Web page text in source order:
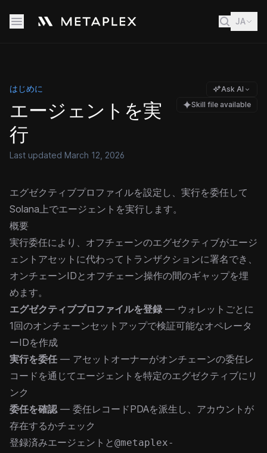
JA
はじめに
エージェントを実
行
Last updated March 12, 2026
Ask AI
Skill file available
エグゼクティブプロファイルを設定し、実行を委任して
Solana上でエージェントを実行します。
概要
実行委任により、オフチェーンのエグゼクティブがエージ
ェントアセットに代わってトランザクションに署名でき、
オンチェーンIDとオフチェーン操作の間のギャップを埋
めます。
エグゼクティブプロファイルを登録 — ウォレットごとに
1回のオンチェーンセットアップで検証可能なオペレータ
ーIDを作成
実行を委任 — アセットオーナーがオンチェーンの委任レ
コードを通じてエージェントを特定のエグゼクティブにリ
ンク
委任を確認— 委任レコードPDAを派生し、アカウントが
存在するかチェック
登録済みエージェント と@metaplex-